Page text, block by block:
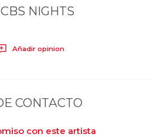
CBS NIGHTS
Añadir opinion
CONTACTO
con este artista